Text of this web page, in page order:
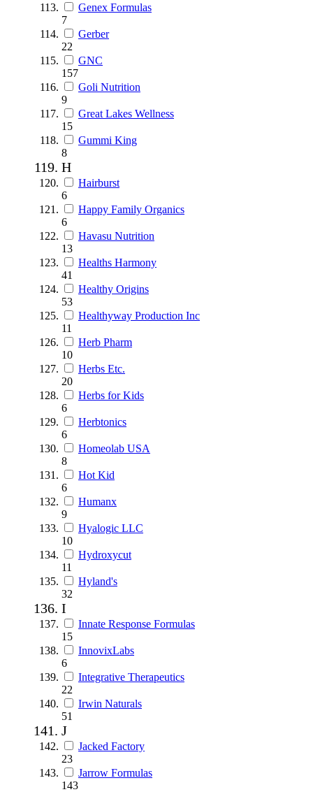
Genex Formulas
7
Gerber
22
GNC
157
Goli Nutrition
9
Great Lakes Wellness
15
Gummi King
8
H
Hairburst
6
Happy Family Organics
6
Havasu Nutrition
13
Healths Harmony
41
Healthy Origins
53
Healthyway Production Inc
11
Herb Pharm
10
Herbs Etc.
20
Herbs for Kids
6
Herbtonics
6
Homeolab USA
8
Hot Kid
6
Humanx
9
Hyalogic LLC
10
Hydroxycut
11
Hyland's
32
I
Innate Response Formulas
15
InnovixLabs
6
Integrative Therapeutics
22
Irwin Naturals
51
J
Jacked Factory
23
Jarrow Formulas
143